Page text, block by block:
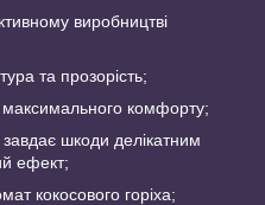
виробництві
та прозорість;
максимального комфорту;
шкоди делікатним
ефект;
кокосового горіха;